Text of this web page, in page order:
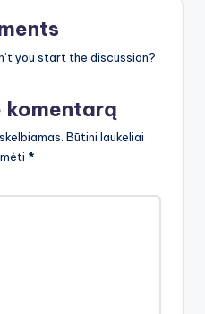
you start the discussion?
komentarą
Būtini laukeliai
*